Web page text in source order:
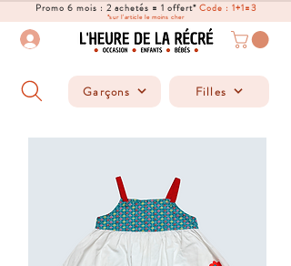
Promo 6 mois : 2 achetés = 1 offert*Code : 1+1=3
*sur l'article le moins cher
Garçons Filles